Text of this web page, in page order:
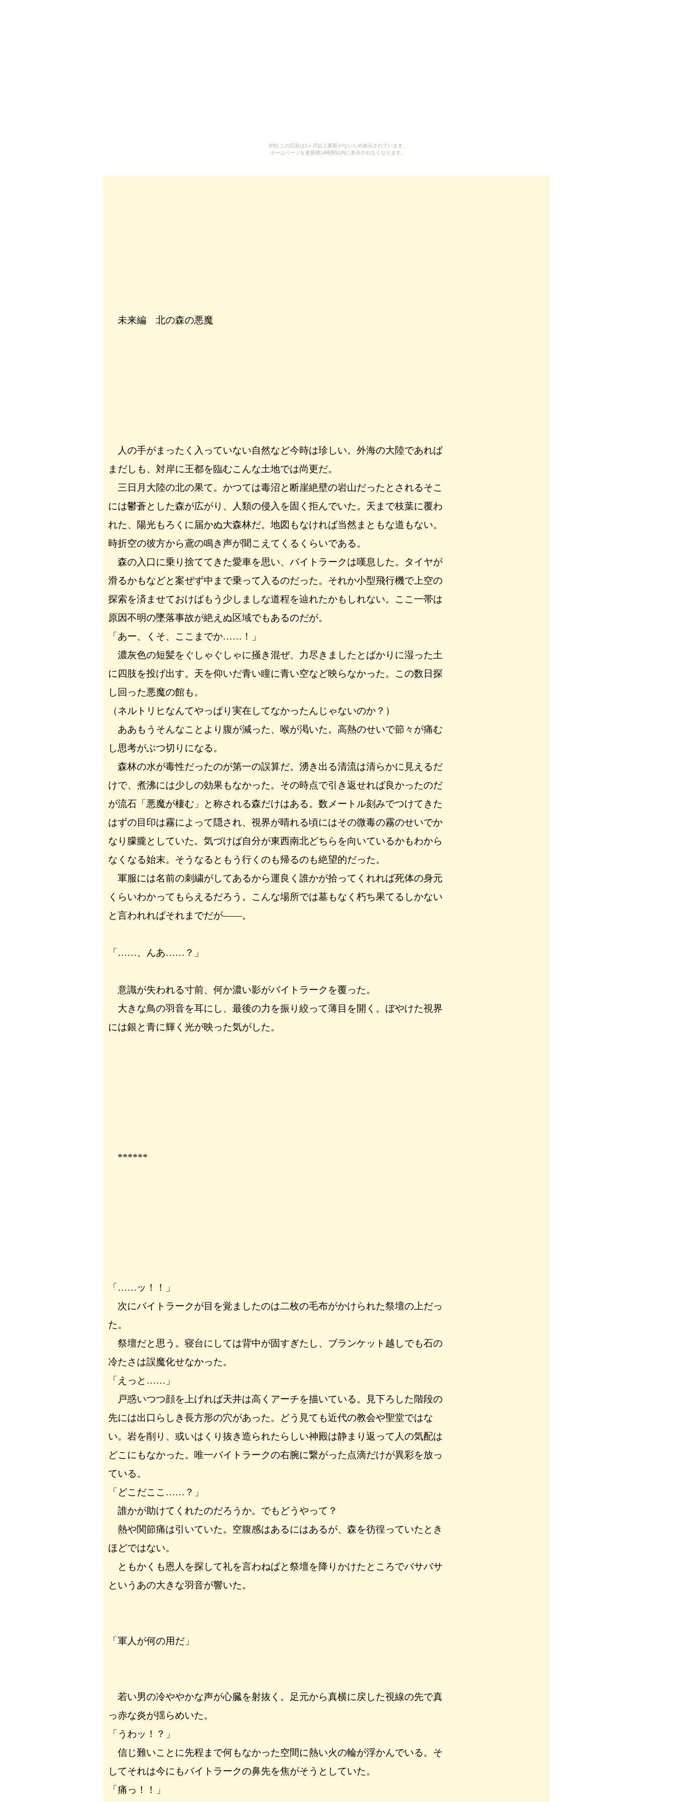
[PR] この広告は3ヶ月以上更新がないため表示されています。
ホームページを更新後24時間以内に表示されなくなります。
未来編 北の森の悪魔
人の手がまったく入っていない自然など今時は珍しい。外海の大陸であれば
まだしも、対岸に王都を臨むこんな土地では尚更だ。
三日月大陸の北の果て。かつては毒沼と断崖絶壁の岩山だったとされるそこ
には鬱蒼とした森が広がり、人類の侵入を固く拒んでいた。天まで枝葉に覆わ
れた、陽光もろくに届かぬ大森林だ。地図もなければ当然まともな道もない。
時折空の彼方から鳶の鳴き声が聞こえてくるくらいである。
森の入口に乗り捨ててきた愛車を思い、バイトラークは嘆息した。タイヤが
滑るかもなどと案ぜず中まで乗って入るのだった。それか小型飛行機で上空の
探索を済ませておけばもう少しましな道程を辿れたかもしれない。ここ一帯は
原因不明の墜落事故が絶えぬ区域でもあるのだが。
「あー、くそ、ここまでか……！」
濃灰色の短髪をぐしゃぐしゃに掻き混ぜ、力尽きましたとばかりに湿った土
に四肢を投げ出す。天を仰いだ青い瞳に青い空など映らなかった。この数日探
し回った悪魔の館も。
（ネルトリヒなんてやっぱり実在してなかったんじゃないのか？）
ああもうそんなことより腹が減った、喉が渇いた。高熱のせいで節々が痛む
し思考がぶつ切りになる。
森林の水が毒性だったのが第一の誤算だ。湧き出る清流は清らかに見えるだ
けで、煮沸には少しの効果もなかった。その時点で引き返せれば良かったのだ
が流石「悪魔が棲む」と称される森だけはある。数メートル刻みでつけてきた
はずの目印は霧によって隠され、視界が晴れる頃にはその微毒の霧のせいでか
なり朦朧としていた。気づけば自分が東西南北どちらを向いているかもわから
なくなる始末。そうなるともう行くのも帰るのも絶望的だった。
軍服には名前の刺繍がしてあるから運良く誰かが拾ってくれれば死体の身元
くらいわかってもらえるだろう。こんな場所では墓もなく朽ち果てるしかない
と言われればそれまでだが――。
「……、んあ……？」
意識が失われる寸前、何か濃い影がバイトラークを覆った。
大きな鳥の羽音を耳にし、最後の力を振り絞って薄目を開く。ぼやけた視界
には銀と青に輝く光が映った気がした。
******
「……ッ！！」
次にバイトラークが目を覚ましたのは二枚の毛布がかけられた祭壇の上だっ
た。
祭壇だと思う。寝台にしては背中が固すぎたし、ブランケット越しでも石の
冷たさは誤魔化せなかった。
「えっと……」
戸惑いつつ顔を上げれば天井は高くアーチを描いている。見下ろした階段の
先には出口らしき長方形の穴があった。どう見ても近代の教会や聖堂ではな
い。岩を削り、或いはくり抜き造られたらしい神殿は静まり返って人の気配は
どこにもなかった。唯一バイトラークの右腕に繋がった点滴だけが異彩を放っ
ている。
「どこだここ……？」
誰かが助けてくれたのだろうか。でもどうやって？
熱や関節痛は引いていた。空腹感はあるにはあるが、森を彷徨っていたとき
ほどではない。
ともかくも恩人を探して礼を言わねばと祭壇を降りかけたところでバサバサ
というあの大きな羽音が響いた。
「軍人が何の用だ」
若い男の冷ややかな声が心臓を射抜く。足元から真横に戻した視線の先で真
っ赤な炎が揺らめいた。
「うわッ！？」
信じ難いことに先程まで何もなかった空間に熱い火の輪が浮かんでいる。そ
してそれは今にもバイトラークの鼻先を焦がそうとしていた。
「痛っ！！」